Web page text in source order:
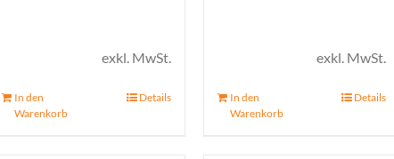
exkl. MwSt.
In den
Warenkorb
Details
exkl. MwSt.
In den
Warenkorb
Details